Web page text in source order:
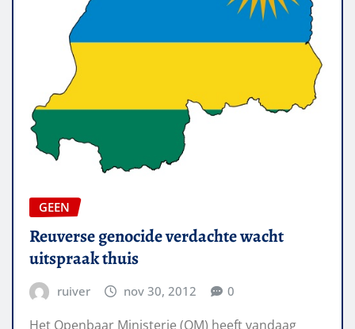
GEEN
Reuverse genocide verdachte wacht
uitspraak thuis
ruiver nov 30, 2012 0
Het Openbaar Ministerie (OM) heeft vandaag